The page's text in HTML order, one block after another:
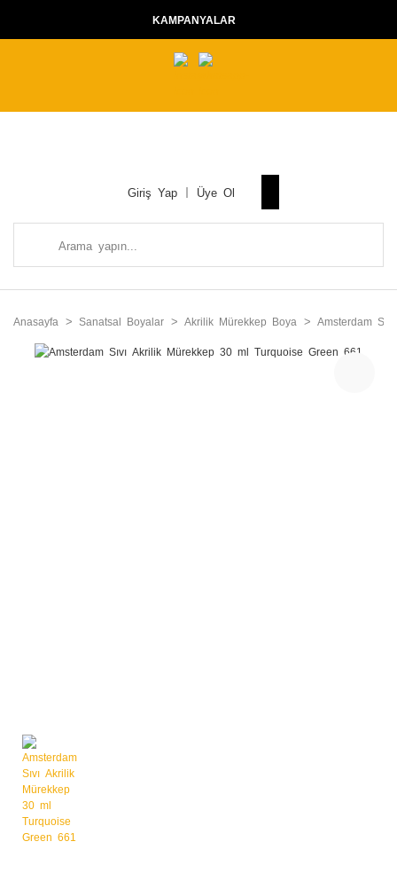
KAMPANYALAR
Giriş Yap Üye Ol
Anasayfa Sanatsal Boyalar Akrilik Mürekkep Boya Amsterdam